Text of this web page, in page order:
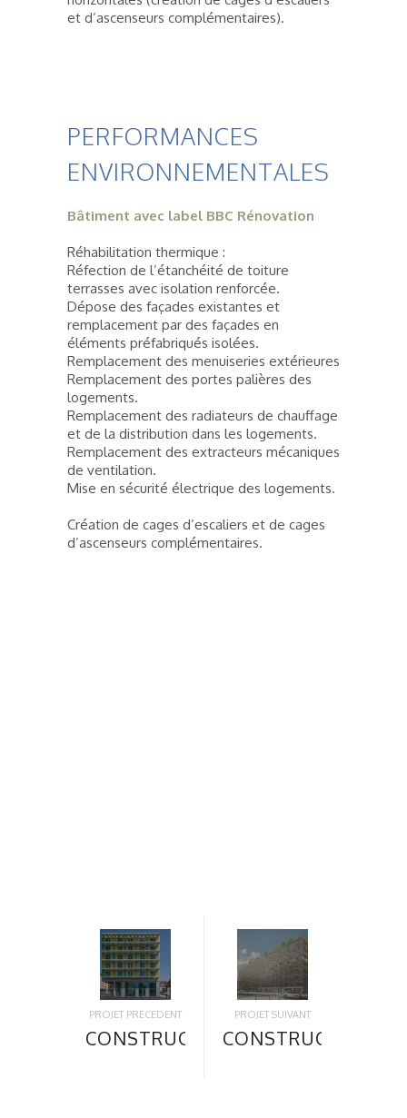
et d’ascenseurs complémentaires).
PERFORMANCES
ENVIRONNEMENTALES
Bâtiment avec label BBC Rénovation
Réhabilitation thermique :
Réfection de l’étanchéité de toiture
terrasses avec isolation renforcée.
Dépose des façades existantes et
remplacement par des façades en
éléments préfabriqués isolées.
Remplacement des menuiseries extérieures
Remplacement des portes palières des
logements.
Remplacement des radiateurs de chauffage
et de la distribution dans les logements.
Remplacement des extracteurs mécaniques
de ventilation.
Mise en sécurité électrique des logements.
Création de cages d’escaliers et de cages
d’ascenseurs complémentaires.
PROJET PRÉCÉDENT
CONSTRUCTION
PROJET SUIVANT
CONSTRUCTION